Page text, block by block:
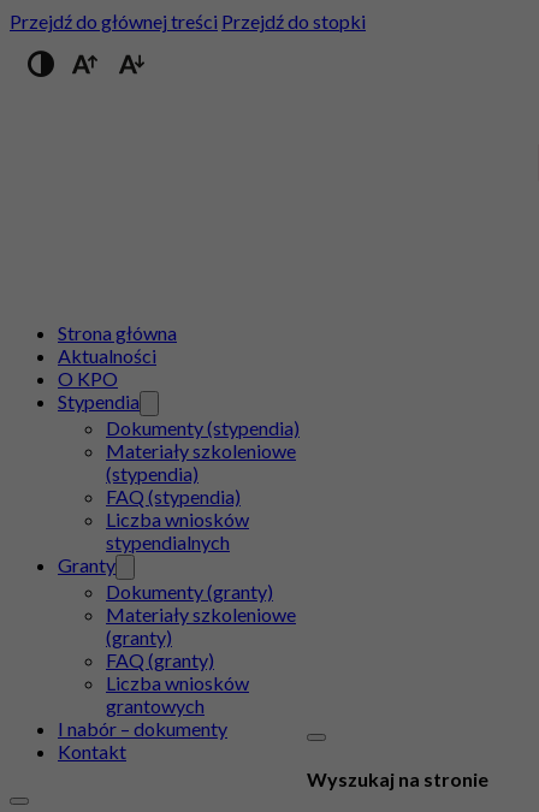
Przejdź do głównej treści Przejdź do stopki
Przełącz na wysoki kontrast
Strona główna
Aktualności
O KPO
Stypendia
Dokumenty (stypendia)
Materiały szkoleniowe
(stypendia)
FAQ (stypendia)
Liczba wniosków
stypendialnych
Granty
Dokumenty (granty)
Materiały szkoleniowe
(granty)
FAQ (granty)
Liczba wniosków
grantowych
I nabór – dokumenty
Kontakt
Wyszukaj na stronie